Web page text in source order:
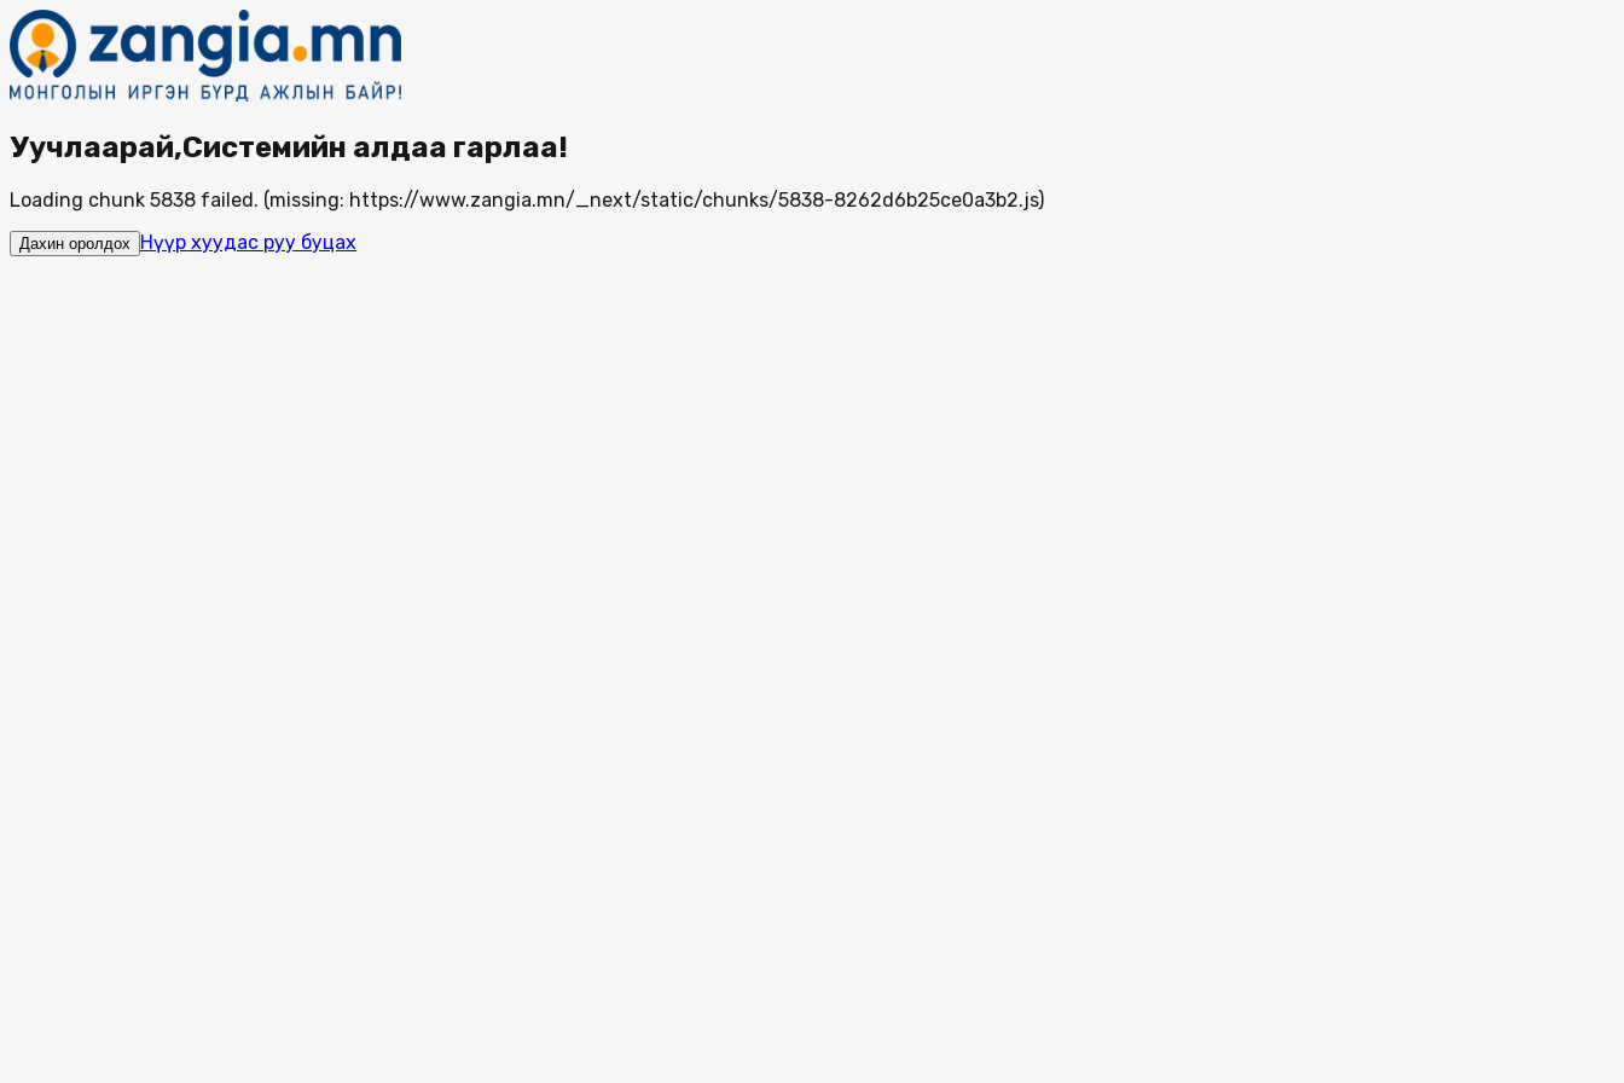
Уучлаарай,Системийн алдаа гарлаа!
Loading chunk 5838 failed. (missing: https://www.zangia.mn/_next/static/chunks/5838-8262d6b25ce0a3b2.js)
Дахин оролдох Нүүр хуудас руу буцах